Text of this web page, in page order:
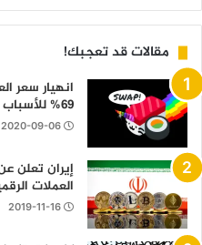
مقالات قد تعجبك!
69% للأسباب التالية
2020-09-06
إيران تعلن
العملات
2019-11-16